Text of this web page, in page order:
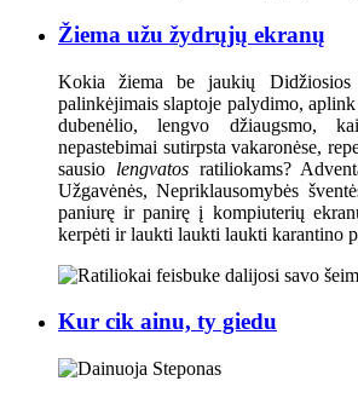
Žiema užu žydrųjų ekranų
Kokia žiema be jaukių
palinkėjimais slaptoje palydimo,
dubenėlio, lengvo džiaugsmo,
nepastebimai sutirpsta vakaronėse,
sausio lengvatosratiliokams?
Užgavėnės, Nepriklausomybės
paniurę ir panirę į kompiuterių
kerpėti ir laukti laukti laukti karantino
Kur cik ainu, ty giedu